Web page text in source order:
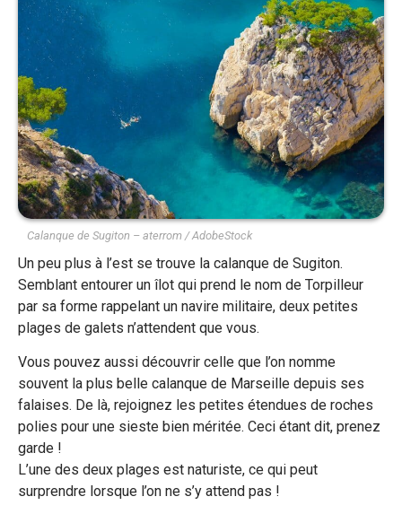
Calanque de Sugiton – aterrom / AdobeStock
Un peu plus à l’est se trouve la calanque de Sugiton.
Semblant entourer un îlot qui prend le nom de Torpilleur
par sa forme rappelant un navire militaire, deux petites
plages de galets n’attendent que vous.
Vous pouvez aussi découvrir celle que l’on nomme
souvent la plus belle calanque de Marseille depuis ses
falaises. De là, rejoignez les petites étendues de roches
polies pour une sieste bien méritée. Ceci étant dit, prenez
garde !
L’une des deux plages est naturiste, ce qui peut
surprendre lorsque l’on ne s’y attend pas !